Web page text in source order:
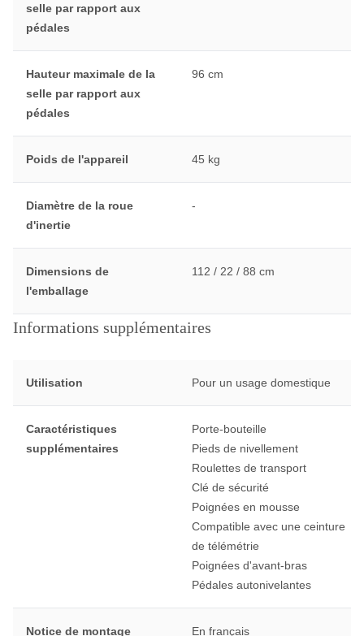
selle par rapport aux
pédales
Hauteur maximale de la
selle par rapport aux
pédales
96 cm
Poids de l'appareil 45 kg
Diamètre de la roue
d'inertie
-
Dimensions de
l'emballage
112 / 22 / 88 cm
Informations supplémentaires
Utilisation Pour un usage domestique
Caractéristiques
supplémentaires
Porte-bouteille
Pieds de nivellement
Roulettes de transport
Clé de sécurité
Poignées en mousse
Compatible avec une ceinture
de télémétrie
Poignées d'avant-bras
Pédales autonivelantes
Notice de montage En français